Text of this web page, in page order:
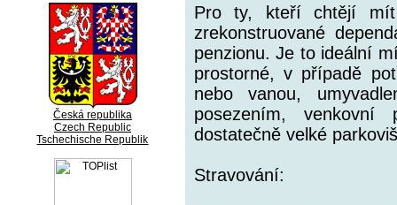
Česká republika
Czech Republic
Tschechische Republik
Pro ty, kteří chtějí mít
zrekonstruované
penzionu. Je to ideální
prostorné, v případě
nebo vanou,
posezením,
dostatečně velké
Stravování: